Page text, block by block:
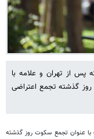
از تهران و علامه با
گذشته تجمع اعتراضی
با عنوان تجمع سکوت روز گذشته